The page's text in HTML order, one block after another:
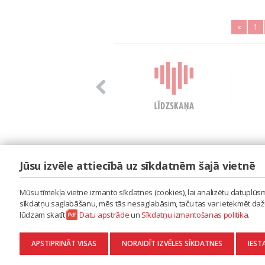
« 1
LAIPA
ES RADU MŪZIKU
AKTUALITĀTES
KONTAKTI
SĪKDATŅU IZMANTOŠANAS POLITIKA
DATU APSTRĀDE
Jūsu izvēle attiecībā uz sīkdatnēm šajā vietnē
Mūsu tīmekļa vietne izmanto sīkdatnes (cookies), lai analizētu
sīkdatņu saglabāšanu, mēs tās nesaglabāsim, taču tas var ietekmēt
lūdzam skatīt
Datu apstrādeun Sīkdatņu izmantošanas politika.
APSTIPRINĀT VISAS NORAIDĪT IZVĒLES SĪKDATNES